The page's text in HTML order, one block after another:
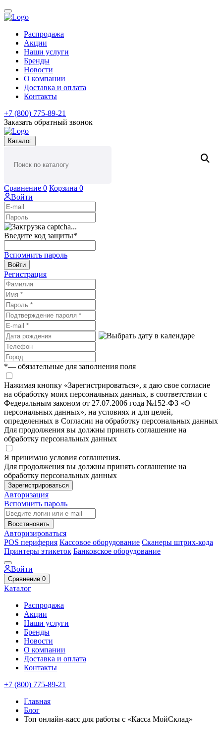
Распродажа
Акции
Наши услуги
Бренды
Новости
О компании
Доставка и оплата
Контакты
+7 (800) 775-89-21
Заказать обратный звонок
Каталог
Сравнение 0 Корзина 0
Войти
Введите код защиты*
Вспомнить пароль
Войти
Регистрация
*— обязательные для заполнения поля
Нажимая кнопку «Зарегистрироваться», я даю свое согласие
на обработку моих персональных данных, в соответствии с
Федеральным законом от 27.07.2006 года №152-ФЗ «О
персональных данных», на условиях и для целей,
определенных в Согласии на обработку персональных данных
Для продолжения вы должны принять соглашение на
обработку персональных данных
Я принимаю условия соглашения.
Для продолжения вы должны принять соглашение на
обработку персональных данных
Зарегистрироваться
Авторизация
Вспомнить пароль
Восстановить
Авторизироваться
POS периферия Кассовое оборудование Сканеры штрих-кода
Принтеры этикеток Банковское оборудование
Войти
Сравнение 0
Каталог
Распродажа
Акции
Наши услуги
Бренды
Новости
О компании
Доставка и оплата
Контакты
+7 (800) 775-89-21
Главная
Блог
Топ онлайн-касс для работы с «Касса МойСклад»